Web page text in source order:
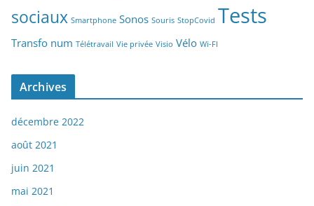
sociaux Smartphone Sonos Souris StopCovid Tests
Transfo num Télétravail Vie privée Visio Vélo Wi-FI
Archives
décembre 2022
août 2021
juin 2021
mai 2021